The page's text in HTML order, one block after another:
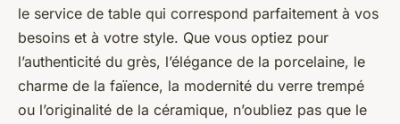
le service de table qui correspond parfaitement à vos
besoins et à votre style. Que vous optiez pour
l’authenticité du grès, l’élégance de la porcelaine, le
charme de la faïence, la modernité du verre trempé
ou l’originalité de la céramique, n’oubliez pas que le